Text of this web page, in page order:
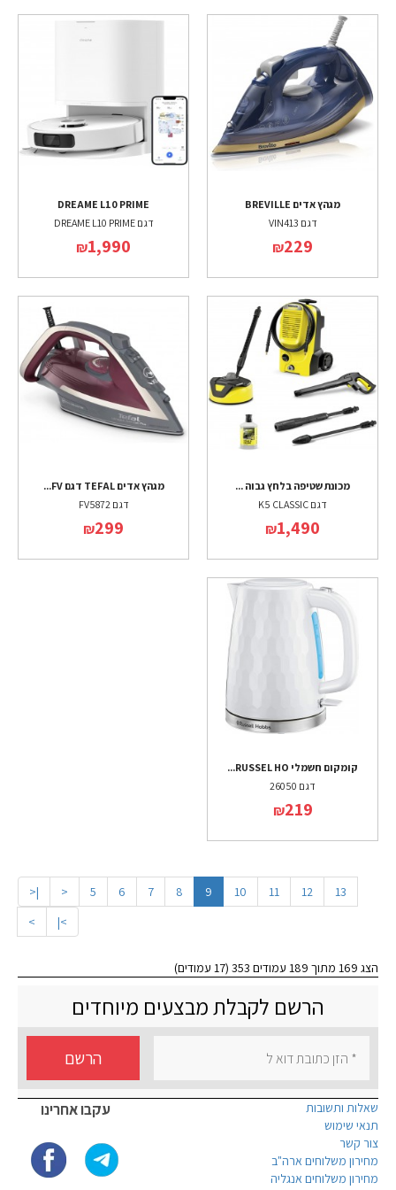
מגהץ אדים BREVILLE
דגם VIN413
₪229
DREAME L10 PRIME
דגם DREAME L10 PRIME
₪1,990
מכונת שטיפה בלחץ גבוה ...
דגם K5 CLASSIC
₪1,490
מגהץ אדים TEFAL דגם FV...
דגם FV5872
₪299
קומקום חשמלי RUSSEL HO...
דגם 26050
₪219
|< < 5 6 7 8 9 10 11 12
13
>
>|
הצג 169 מתוך 189 עמודים 353 (17 עמודים)
הרשם לקבלת מבצעים מיוחדים
הרשם
עקבו אחרינו
שאלות ותשובות
תנאי שימוש
צור קשר
מחירון משלוחים ארה"ב
מחירון משלוחים אנגליה